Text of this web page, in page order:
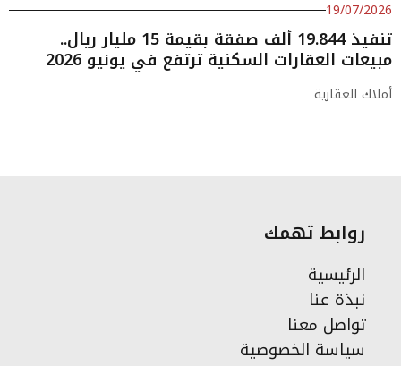
19/07/2026
تنفيذ 19.844 ألف صفقة بقيمة 15 مليار ريال..
مبيعات العقارات السكنية ترتفع في يونيو 2026
أملاك العقارية
روابط تهمك
الرئيسية
نبذة عنا
تواصل معنا
سياسة الخصوصية